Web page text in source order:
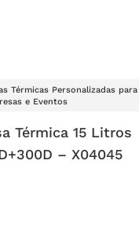
Térmicas Personalizadas para
e Eventos
Térmica 15 Litros
– X04045